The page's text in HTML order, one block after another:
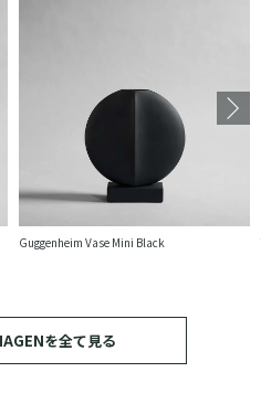
Guggenheim Vase Mini Black
を全て見る